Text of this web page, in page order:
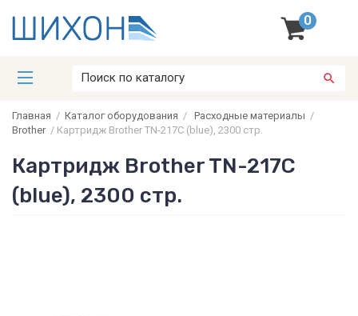
0
Главная / Каталог оборудования / Расходные материалы /
Brother/ Картридж Brother TN-217C (blue), 2300 стр.
Картридж Brother TN-217C
(blue), 2300 стр.